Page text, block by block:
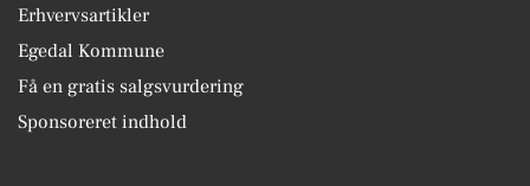
Erhvervsartikler
Egedal Kommune
Få en gratis salgsvurdering
Sponsoreret indhold